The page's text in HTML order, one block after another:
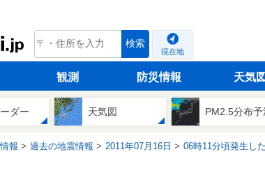
tenki.jp 検索
現在地
観測 防災情報 天気図
ダー 天気図 PM2.5分布予
報 過去の地震情報 2011年07月16日 06時11分頃発生し